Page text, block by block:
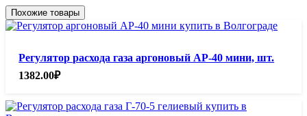
Похожие товары
Регулятор расхода газа аргоновый АР-40 мини, шт.
1382.00₽